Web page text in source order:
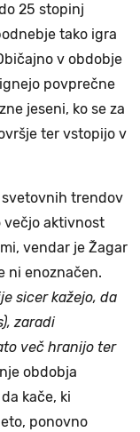
25 stopinj
tako igra
v obdobje
povprečne
jeseni, ko se za
ter vstopijo v
svetovnih trendov
večjo aktivnost
vendar je Žagar
ni enoznačen.
sicer kažejo, da
zaradi
več hranijo ter
obdobja
kače, ki
ponovno